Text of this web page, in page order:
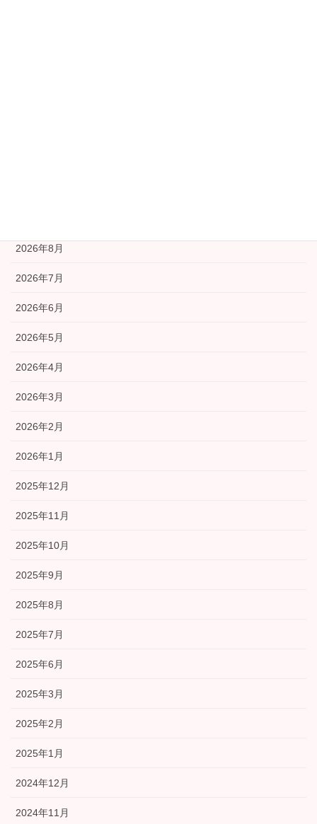
2026年8月
2026年7月
2026年6月
2026年5月
2026年4月
2026年3月
2026年2月
2026年1月
2025年12月
2025年11月
2025年10月
2025年9月
2025年8月
2025年7月
2025年6月
2025年3月
2025年2月
2025年1月
2024年12月
2024年11月